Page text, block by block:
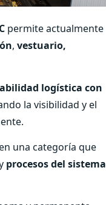
permite actualmente
, vestuario,
logística con
la visibilidad y el
una categoría que
procesos del sistema